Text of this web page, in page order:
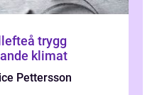
trygg
klimat
Pettersson